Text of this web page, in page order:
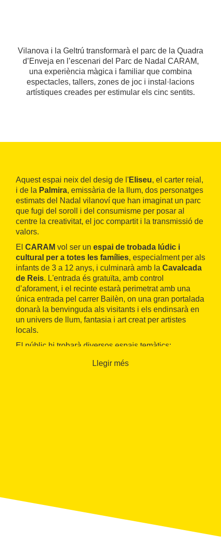
Vilanova i la Geltrú transformarà el parc de la Quadra
d’Enveja en l’escenari del Parc de Nadal CARAM,
una experiència màgica i familiar que combina
espectacles, tallers, zones de joc i instal·lacions
artístiques creades per estimular els cinc sentits.
Aquest espai neix del desig de l'Eliseu, el carter reial,
i de la Palmira, emissària de la llum, dos personatges
estimats del Nadal vilanoví que han imaginat un parc
que fugi del soroll i del consumisme per posar al
centre la creativitat, el joc compartit i la transmissió de
valors.
El CARAM vol ser un espai de trobada lúdic i
cultural per a totes les famílies, especialment per als
infants de 3 a 12 anys, i culminarà amb la Cavalcada
de Reis. L'entrada és gratuïta, amb control
d’aforament, i el recinte estarà perimetrat amb una
única entrada pel carrer Bailèn, on una gran portalada
donarà la benvinguda als visitants i els endinsarà en
un univers de llum, fantasia i art creat per artistes
locals.
El públic hi trobarà diversos espais temàtics:
punt central on els personatges de
Una nova manera de viure el Nadal a Vilanova i la
Geltrú: creativa, participativa i plena de màgia.
Llegir més